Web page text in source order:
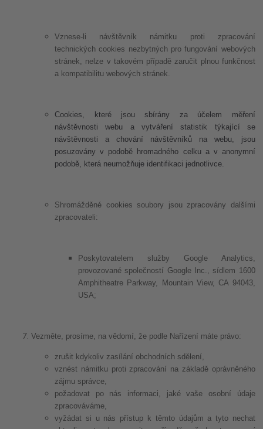
Vznese-li návštěvník námitku proti zpracování
technických cookies nezbytných pro fungování webových
stránek, nelze v takovém případě zaručit plnou funkčnost
a kompatibilitu webových stránek.
Cookies, které jsou sbírány za účelem měření
návštěvnosti webu a vytváření statistik týkající se
návštěvnosti a chování návštěvníků na webu, jsou
posuzovány v podobě hromadného celku a v anonymní
podobě, která neumožňuje identifikaci jednotlivce.
Shromážděné cookies soubory jsou zpracovány dalšími
zpracovateli:
Poskytovatelem služby Google Analytics,
provozované společností Google Inc., sídlem 1600
Amphitheatre Parkway, Mountain View, CA 94043,
USA;
Vezměte, prosíme, na vědomí, že podle Nařízení máte právo:
zrušit kdykoliv zasílání obchodních sdělení,
vznést námitku proti zpracování na základě oprávněného
zájmu správce,
požadovat po nás informaci, jaké vaše osobní údaje
zpracováváme,
vyžádat si u nás přístup k těmto údajům a tyto nechat